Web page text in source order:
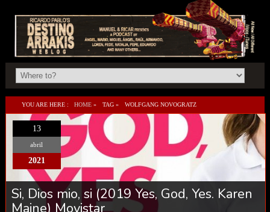
YOU ARE HERE : HOME » TAG » WOLFGANG NOVOGRATZ
13
abril
2021
Si, Dios mio, si (2019 Yes, God, Yes. Karen
Maine) Movistar